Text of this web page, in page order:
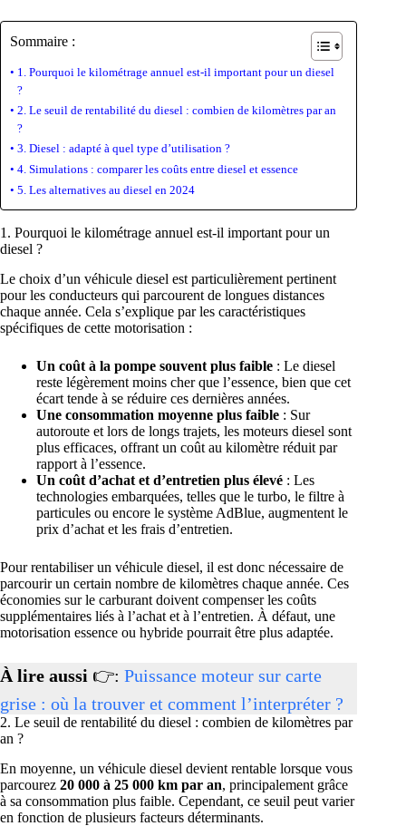
Sommaire :
1. Pourquoi le kilométrage annuel est-il important pour un diesel
?
2. Le seuil de rentabilité du diesel : combien de kilomètres par an
?
3. Diesel : adapté à quel type d’utilisation ?
4. Simulations : comparer les coûts entre diesel et essence
5. Les alternatives au diesel en 2024
1. Pourquoi le kilométrage annuel est-il important pour un
diesel ?
Le choix d’un véhicule diesel est particulièrement pertinent
pour les conducteurs qui parcourent de longues distances
chaque année. Cela s’explique par les caractéristiques
spécifiques de cette motorisation :
Un coût à la pompe souvent plus faible : Le diesel
reste légèrement moins cher que l’essence, bien que cet
écart tende à se réduire ces dernières années.
Une consommation moyenne plus faible : Sur
autoroute et lors de longs trajets, les moteurs diesel sont
plus efficaces, offrant un coût au kilomètre réduit par
rapport à l’essence.
Un coût d’achat et d’entretien plus élevé : Les
technologies embarquées, telles que le turbo, le filtre à
particules ou encore le système AdBlue, augmentent le
prix d’achat et les frais d’entretien.
Pour rentabiliser un véhicule diesel, il est donc nécessaire de
parcourir un certain nombre de kilomètres chaque année. Ces
économies sur le carburant doivent compenser les coûts
supplémentaires liés à l’achat et à l’entretien. À défaut, une
motorisation essence ou hybride pourrait être plus adaptée.
À lire aussi 👉: Puissance moteur sur carte
grise : où la trouver et comment l’interpréter ?
2. Le seuil de rentabilité du diesel : combien de kilomètres par
an ?
En moyenne, un véhicule diesel devient rentable lorsque vous
parcourez 20 000 à 25 000 km par an, principalement grâce
à sa consommation plus faible. Cependant, ce seuil peut varier
en fonction de plusieurs facteurs déterminants.